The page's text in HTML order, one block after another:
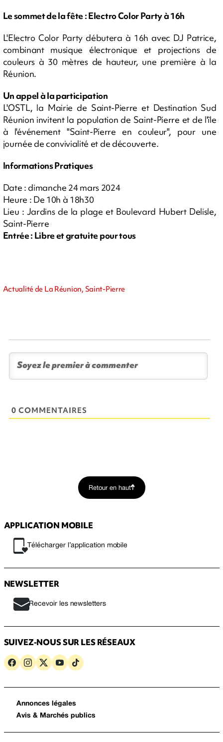
Le sommet de la fête : Electro Color Party à 16h
L'Electro Color Party débutera à 16h avec DJ Patrice,
combinant musique électronique et projections de
couleurs à 30 mètres de hauteur, une première à la
Réunion.
Un appel à la participation
L'OSTL, la Mairie de Saint-Pierre et Destination Sud
Réunion invitent la population de Saint-Pierre et de l'île
à l'événement "Saint-Pierre en couleur", pour une
journée de convivialité et de découverte.
Informations Pratiques
Date : dimanche 24 mars 2024
Heure : De 10h à 18h30
Lieu : Jardins de la plage et Boulevard Hubert Delisle,
Saint-Pierre
Entrée : Libre et gratuite pour tous
Actualité de La Réunion, Saint-Pierre
0 COMMENTAIRES
Retour en haut
APPLICATION MOBILE
Télécharger l’application mobile
NEWSLETTER
Recevoir les newsletters
SUIVEZ-NOUS SUR LES RÉSEAUX
Annonces légales
Avis & Marchés publics